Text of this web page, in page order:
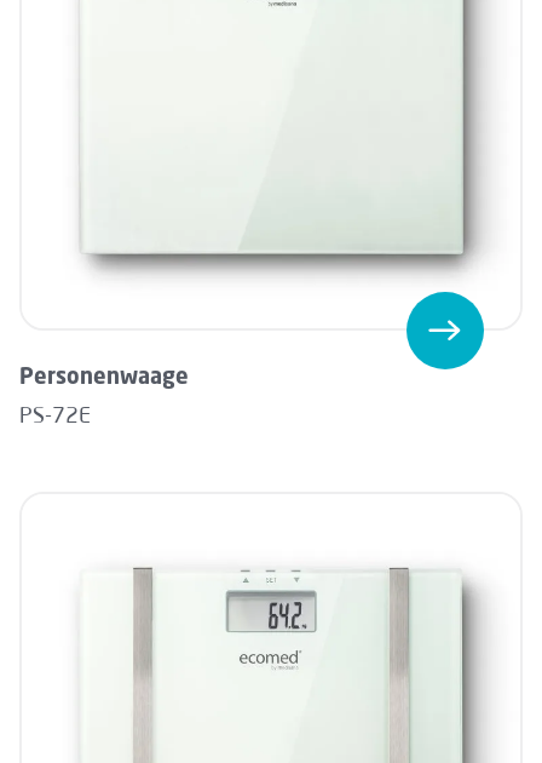
Personenwaage
PS-72E